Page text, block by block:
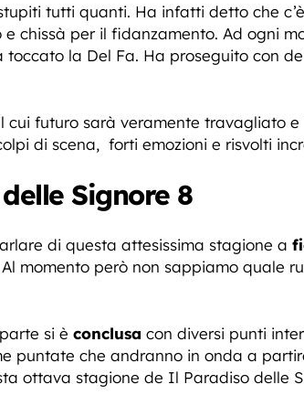
tutti quanti. Ha infatti detto che
chissà per il fidanzamento. Ad ogni
toccato la Del Fa. Ha proseguito con
cui futuro sarà veramente travagliato
di scena, forti emozioni e risvolti
Signore 8
di questa attesissima stagione a
momento però non sappiamo quale
si è conclusa con diversi punti
puntate che andranno in onda a
ottava stagione de Il Paradiso delle